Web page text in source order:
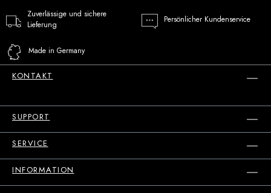
Zuverlässige und sichere
Lieferung
Persönlicher Kundenservice
Made in Germany
KONTAKT
SUPPORT
SERVICE
INFORMATION